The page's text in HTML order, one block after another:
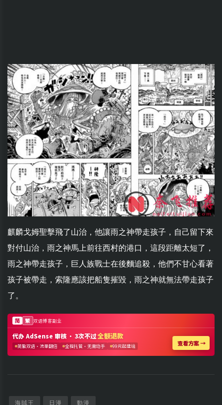
麒麟戈姆聖擊飛了山治，他讓雨之神帶走孩子，自己留下來
對付山治，雨之神馬上前往西村的港口，這段距離太短了，
雨之神帶走孩子，巨人族戰士在後麵追殺，他們不甘心看著
孩子被帶走，索隆應該把船隻摧毀，雨之神就無法帶走孩子
了。
海賊王 日漫 動漫